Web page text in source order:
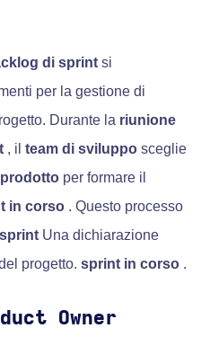
di sprint si
per la gestione di
Durante la riunione
, il team di sviluppo sceglie
per formare il
in corso . Questo processo
Una dichiarazione
progetto. sprint in corso .
Owner